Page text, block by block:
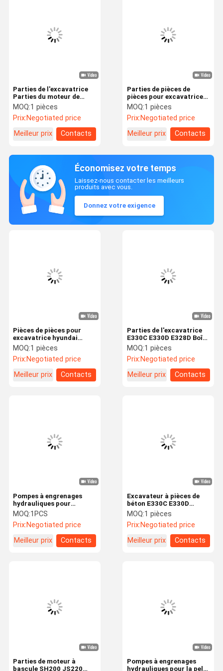
Produits
À Propos De
Parties de l'excavatrice
Parties du moteur de
voyage R450-7 34E7-
03050 Pour Hyundai
MOQ:1 pièces
Prix:Negotiated price
Meilleur prix
Contacts
Parties de pièces de
pièces pour excavatrice
R305-7 R320-7 31N8-
40062 31N9-40032
Moteur de voyage Pour
MOQ:1 pièces
Prix:Negotiated price
Meilleur prix
Contacts
Économisez votre temps
Laissez-nous contacter les meilleurs
produits avec vous.
Donnez votre exigence
Parties de l'excavatrice
E330C E330D E328D Boîte
de vitesses de réduction
de déplacement pour
227-6189
MOQ:1 pièces
Prix:Negotiated price
Meilleur prix
Contacts
Pièces de pièces pour
excavatrice hyundai
moteur de voyage pour
R305-7 R320-7 31N8-
40062 31N9-40032
MOQ:1 pièces
Prix:Negotiated price
Meilleur prix
Contacts
Excavateur à pièces de
béton E330C E330D
E328D réduction de
déplacement 227-6189
MOQ:1 pièces
Prix:Negotiated price
Meilleur prix
Contacts
Pompes à engrenages
hydrauliques pour
excavatrice Belparts 126-
2016 E320 E312B E310C
MOQ:1PCS
Prix:Negotiated price
Meilleur prix
Contacts
Pompes à engrenages
hydrauliques pour la pelle
Parties de moteur à
bascule SH200 JS220